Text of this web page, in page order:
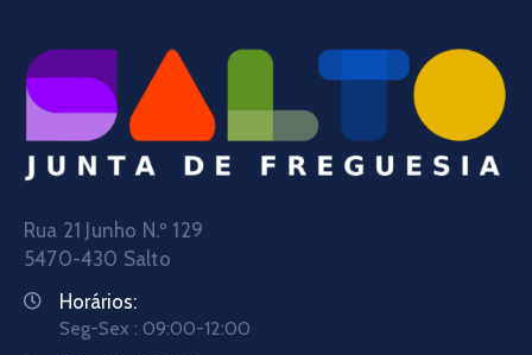
Rua 21 Junho N.º 129
5470-430 Salto
Horários:
Seg-Sex : 09:00-12:00